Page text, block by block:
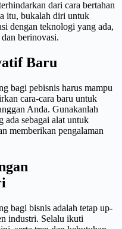
dari cara bertahan
itu, bukalah diri untuk
dengan teknologi yang ada,
berinovasi.
Baru
bagi pebisnis harus mampu
cara-cara baru untuk
Anda. Gunakanlah
ada sebagai alat untuk
memberikan pengalaman
bagi bisnis adalah tetap up-
industri. Selalu ikuti